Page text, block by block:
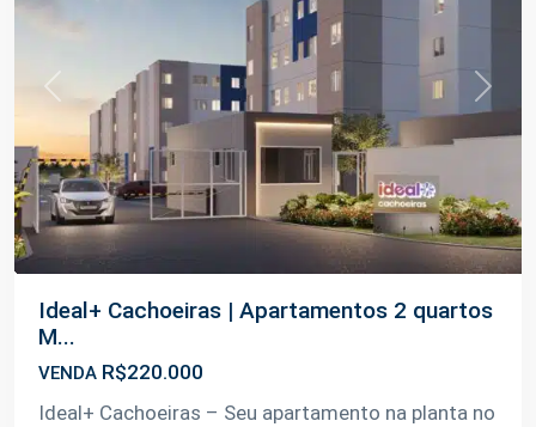
Previous Next
Ideal+ Cachoeiras | Apartamentos 2 quartos
M...
VENDA R$220.000
Ideal+ Cachoeiras – Seu apartamento na planta no